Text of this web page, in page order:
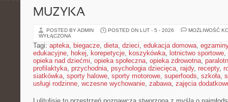
MUZYKA
POSTED BY ADMIN POSTED ON LUT - 5 - 2026
MOŻLIWOŚĆ
WYŁĄCZONA
Tagi: apteka, biegacze, dieta, dzieci, edukacja domowa, egzaminy
edukacyjne, hokej, korepetycje, koszykówka, lotnictwo sportowe,
opieka nad dziećmi, opieka społeczna, opieka zdrowotna,
profilaktyka, przychodnia, psychologia dziecięca, rajdy, recepty,
siatkówka, sporty halowe, sporty motorowe, superfoods, szkoła,
usługi rodzinne, wczesne wychowanie, zabawa, zajęcia